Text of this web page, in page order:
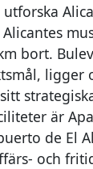
Alicantes
bort.
ligger
är
de El
och